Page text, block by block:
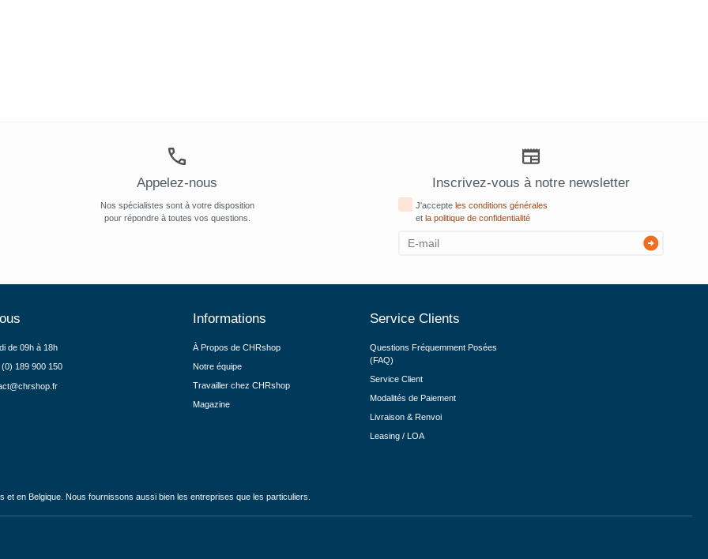
Appelez-nous
Nos spécialistes sont à votre disposition
pour répondre à toutes vos questions.
Inscrivez-vous à notre newsletter
J'accepteles conditions générales
etla politique de confidentialité
de 09h à 18h
(0) 189 900 150
Informations
À Propos de CHRshop
Notre équipe
Travailler chez CHRshop
Magazine
Service Clients
Questions Fréquemment Posées
(FAQ)
Service Client
Modalités de Paiement
Livraison & Renvoi
Leasing / LOA
en Belgique. Nous fournissons aussi bien les entreprises que les particuliers.